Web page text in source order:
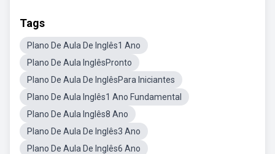
Tags
Plano De Aula De Inglês1 Ano
Plano De Aula InglêsPronto
Plano De Aula De InglêsPara Iniciantes
Plano De Aula Inglês1 Ano Fundamental
Plano De Aula Inglês8 Ano
Plano De Aula De Inglês3 Ano
Plano De Aula De Inglês6 Ano